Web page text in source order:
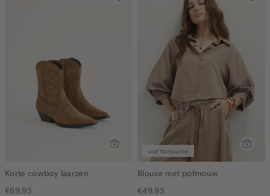
Korte cowboy laarzen
€69.95
our favourite
Blouse met pofmouw
€49.95